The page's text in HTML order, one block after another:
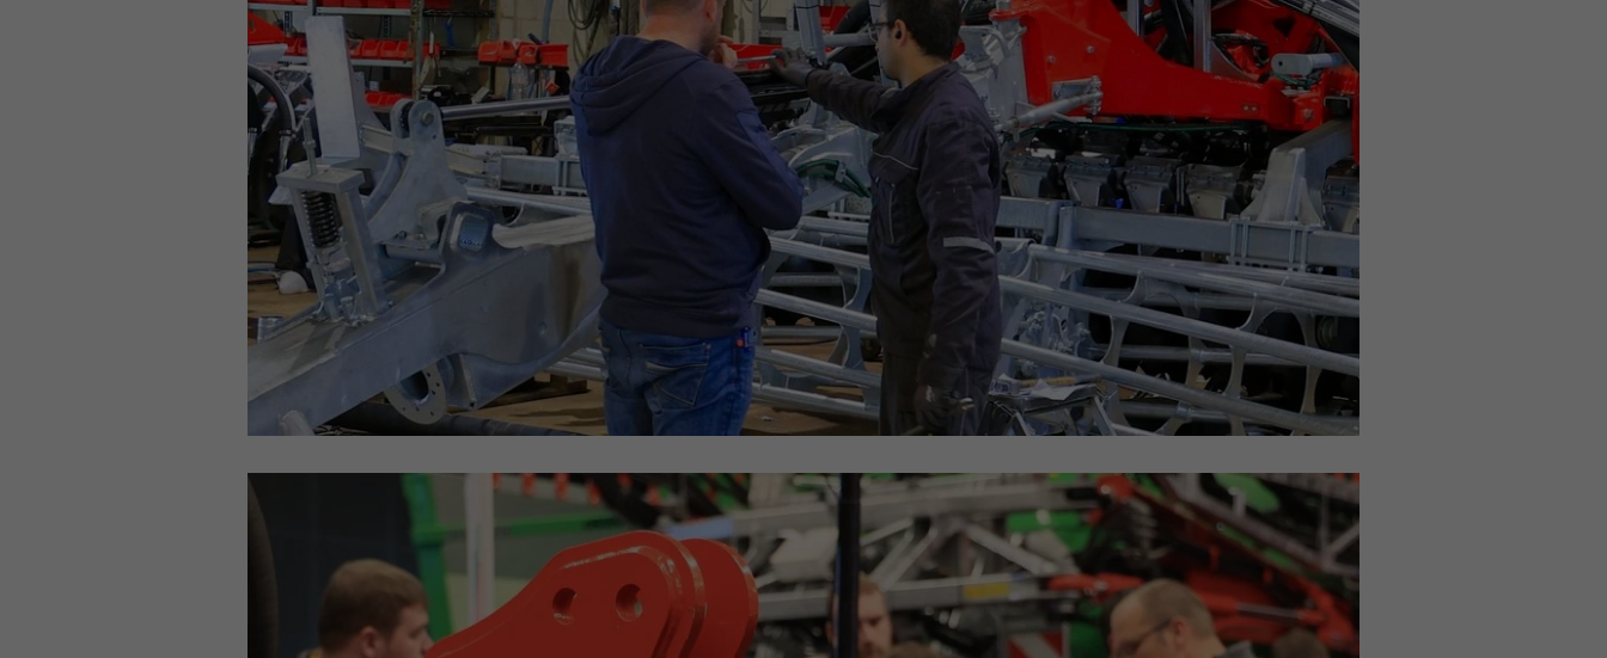
Zweck
Einstellungen. Unter anderem eine zufällig
generierte ID, für die historische
Speicherung Ihrer vorgenommen
Einstellungen, falls der Webseiten-
Betreiber dies eingestellt hat.
Zweck
Analysebericht der Website zu verfolgen.
Die Cookies speichern Informationen
anonym und weisen eine randoly
generierte Nummer zu, um eindeutige
Besucher zu identifizieren.
Name _ga_xxxxxxxxxx
Anbieter Google LLC
Laufzeit
Zweck
Wird verwendet, um den Sitzungsstatus zu
erhalten.